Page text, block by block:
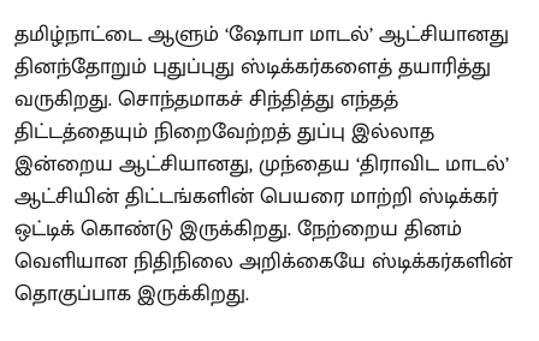
தமிழ்நாட்டை ஆளும் ‘ஷோபா மாடல்’ ஆட்சியானது
தினந்தோறும் புதுப்புது ஸ்டிக்கர்களைத் தயாரித்து
வருகிறது. சொந்தமாகச் சிந்தித்து எந்தத்
திட்டத்தையும் நிறைவேற்றத் துப்பு இல்லாத
இன்றைய ஆட்சியானது, முந்தைய ‘திராவிட மாடல்’
ஆட்சியின் திட்டங்களின் பெயரை மாற்றி ஸ்டிக்கர்
ஒட்டிக் கொண்டு இருக்கிறது. நேற்றைய தினம்
வெளியான நிதிநிலை அறிக்கையே ஸ்டிக்கர்களின்
தொகுப்பாக இருக்கிறது.